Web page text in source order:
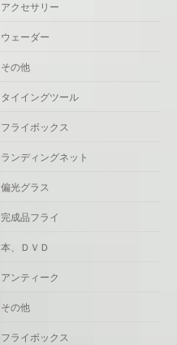
アクセサリー
ウェーダー
その他
タイイングツール
フライボックス
ランディングネット
偏光グラス
完成品フライ
本、ＤＶＤ
アンティーク
その他
フライボックス